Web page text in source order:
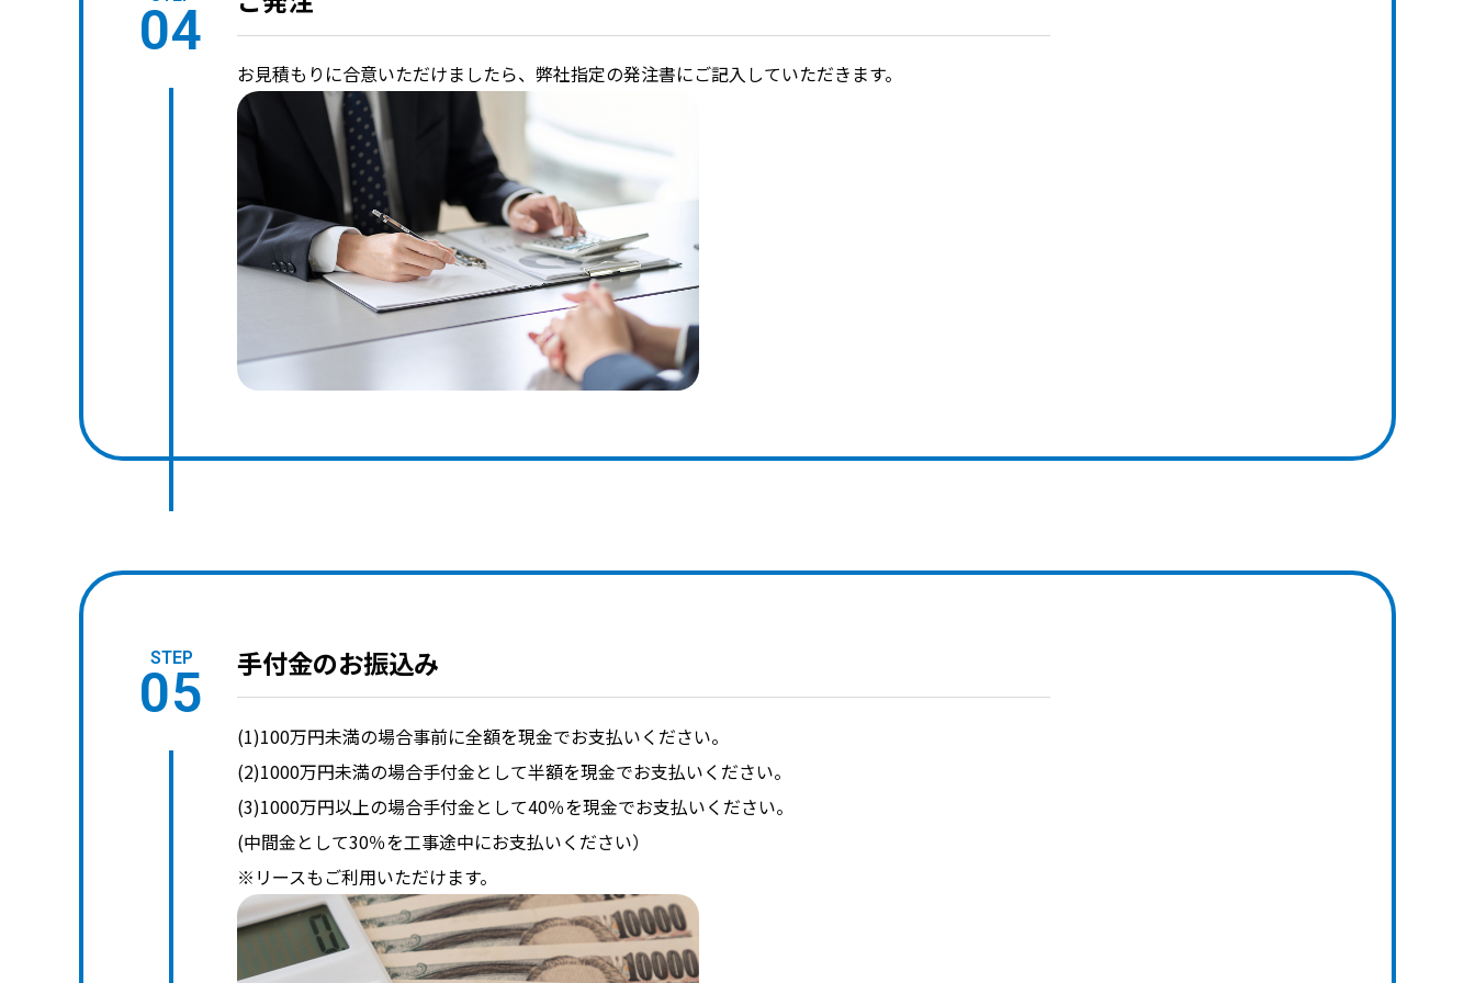
04
お見積もりに合意いただけましたら、弊社指定の発注書にご記入していただきます。
STEP
05 手付金のお振込み
(1)100万円未満の場合事前に全額を現金でお支払いください。
(2)1000万円未満の場合手付金として半額を現金でお支払いください。
(3)1000万円以上の場合手付金として40％を現金でお支払いください。
(中間金として30％を工事途中にお支払いください）
※リースもご利用いただけます。